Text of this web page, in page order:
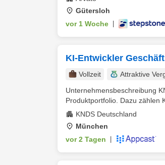
Gütersloh
vor 1 Woche
KI-Entwickler
Vollzeit
Attraktive
Unternehmensbeschreibung
Produktportfolio. Dazu zählen
KNDS Deutschland
München
vor 2 Tagen